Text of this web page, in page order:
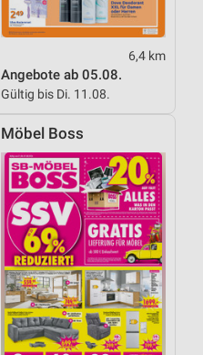
6,4 km
Angebote ab 05.08.
Gültig bis Di. 11.08.
Möbel Boss